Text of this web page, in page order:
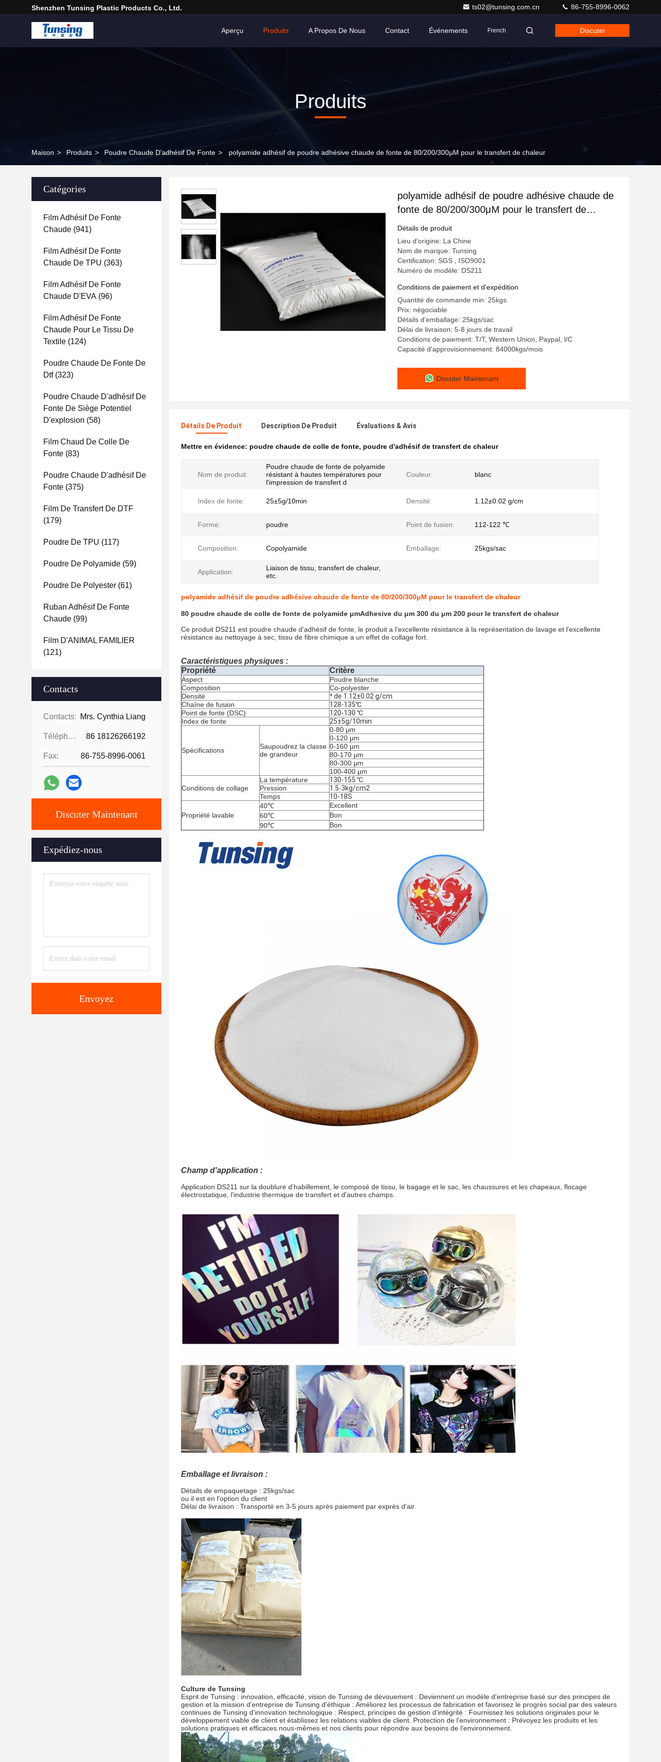
Shenzhen Tunsing Plastic Products Co., Ltd. ts02@tunsing.com.cn 86-755-8996-0062
Aperçu Produits A Propos De Nous Contact Événements French Discuter
Produits
Maison > Produits > Poudre Chaude D'adhésif De Fonte > polyamide adhésif de poudre adhésive chaude de fonte de 80/200/300μM pour le transfert de chaleur
Catégories
Film Adhésif De Fonte
Chaude (941)
Film Adhésif De Fonte
Chaude De TPU (363)
Film Adhésif De Fonte
Chaude D'EVA (96)
Film Adhésif De Fonte
Chaude Pour Le Tissu De
Textile (124)
Poudre Chaude De Fonte De
Dtf(323)
Poudre Chaude D'adhésif De
Fonte De Siège Potentiel
D'explosion (58)
Film Chaud De Colle De
Fonte (83)
Poudre Chaude D'adhésif De
Fonte (375)
Film De Transfert De DTF
(179)
Poudre De TPU (117)
Poudre De Polyamide (59)
Poudre De Polyester (61)
Ruban Adhésif De Fonte
Chaude (99)
Film D'ANIMAL FAMILIER
(121)
Contacts
Contacts: Mrs. Cynthia Liang
Téléphone: 86 18126266192
Fax: 86-755-8996-0061
Discuter Maintenant
Expédiez-nous
Envoyez
polyamide adhésif de poudre adhésive chaude de
fonte de 80/200/300μM pour le transfert de
chaleur
Détails de produit
Lieu d'origine: La Chine
Nom de marque: Tunsing
Certification: SGS , ISO9001
Numéro de modèle: DS211
Conditions de paiement et d'expédition
Quantité de commande min: 25kgs
Prix: négociable
Détails d'emballage: 25kgs/sac
Délai de livraison: 5-8 jours de travail
Conditions de paiement: T/T, Western Union, Paypal, l/C
Capacité d'approvisionnement: 84000kgs/mois
Discuter Maintenant
Détails De Produit Description De Produit Évaluations & Avis
Mettre en évidence: poudre chaude de colle de fonte, poudre d'adhésif de transfert de chaleur
Nom de produit:
Poudre chaude de fonte de polyamide
résistant à hautes températures pour
l'impression de transfert d
Couleur: blanc
Index de fonte: 25±5g/10min Densité: 1.12±0.02 g/cm
Forme: poudre Point de fusion: 112-122 ℃
Composition: Copolyamide Emballage: 25kgs/sac
Application:
Liaison de tissu, transfert de chaleur,
etc.
polyamide adhésif de poudre adhésive chaude de fonte de 80/200/300μM pour le transfert de chaleur
80 poudre chaude de colle de fonte de polyamide μmAdhesive du μm 300 du μm 200 pour le transfert de chaleur
Ce produit DS211 est poudre chaude d'adhésif de fonte, le produit a l'excellente résistance à la représentation de lavage et l'excellente
résistance au nettoyage à sec, tissu de fibre chimique a un effet de collage fort.
Caractéristiques physiques :
Propriété
Critère
Aspect
Poudre blanche
Composition
Co-polyester
Densité
³ de 1.12±0.02 g/cm
Chaîne de fusion
128-135℃
Point de fonte (DSC)
120-130 ℃
Index de fonte
25±5g/10min
Spécifications
Saupoudrez la classe
de grandeur
0-80 μm
0-120 μm
0-160 μm
80-170 μm
80-300 μm
100-400 μm
Conditions de collage
La température
130-155 ℃
Pression
1.5-3kg/cm2
Temps
10-18S
Propriété lavable
40℃
Excellent
60℃
Bon
90℃
Bon
Champ d'application :
Application DS211 sur la doublure d'habillement, le composé de tissu, le bagage et le sac, les chaussures et les chapeaux, flocage
électrostatique, l'industrie thermique de transfert et d'autres champs.
Emballage et livraison :
Détails de empaquetage : 25kgs/sac
ou il est en l'option du client
Délai de livraison : Transporté en 3-5 jours après paiement par exprès d'air.
Culture de Tunsing
Esprit de Tunsing : innovation, efficacité, vision de Tunsing de dévouement : Deviennent un modèle d'entreprise basé sur des principes de
gestion et la mission d'entreprise de Tunsing d'éthique : Améliorez les processus de fabrication et favorisez le progrès social par des valeurs
continues de Tunsing d'innovation technologique : Respect, principes de gestion d'intégrité : Fournissez les solutions originales pour le
développement viable de client et établissez les relations viables de client. Protection de l'environnement : Prévoyez les produits et les
solutions pratiques et efficaces nous-mêmes et nos clients pour répondre aux besoins de l'environnement.